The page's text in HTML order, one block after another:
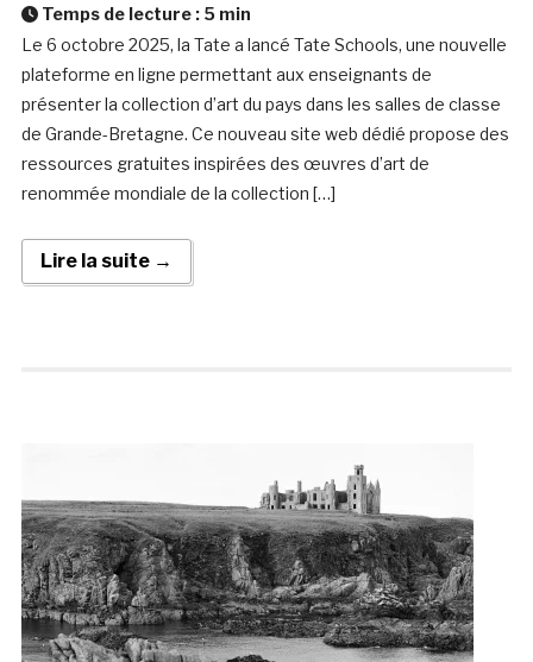
Temps de lecture : 5 min
Le 6 octobre 2025, la Tate a lancé Tate Schools, une nouvelle
plateforme en ligne permettant aux enseignants de
présenter la collection d’art du pays dans les salles de classe
de Grande-Bretagne. Ce nouveau site web dédié propose des
ressources gratuites inspirées des œuvres d’art de
renommée mondiale de la collection […]
Lire la suite →